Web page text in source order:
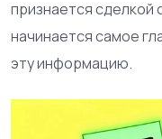
признается сделкой
начинается самое
эту информацию.